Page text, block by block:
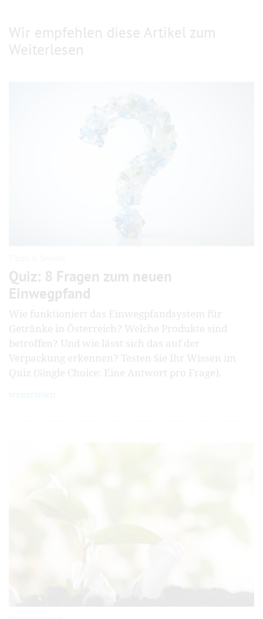
Wir empfehlen diese Artikel zum
Weiterlesen
Quiz: 8 Fragen zum neuen
Einwegpfand
Wie funktioniert das Einwegpfandsystem für
Getränke in Österreich? Welche Produkte sind
betroffen? Und wie lässt sich das auf der
Verpackung erkennen? Testen Sie Ihr Wissen im
Quiz (Single Choice: Eine Antwort pro Frage).
weiterlesen